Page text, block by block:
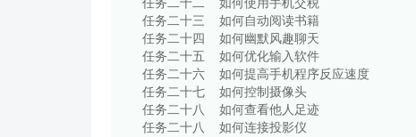
任务二十三 如何自动阅读书
任务二十四 如何幽默风趣聊
任务二十五 如何优化输入软
任务二十六 如何提高手机程序
任务二十七 如何控制摄像头
任务二十八 如何查看他人足
任务二十八 如何连接投影仪